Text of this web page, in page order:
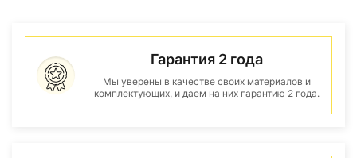
Гарантия 2 года
Мы уверены в качестве своих материалов и
комплектующих, и даем на них гарантию 2 года.